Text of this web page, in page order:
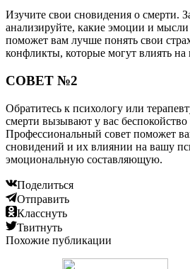
Изучите свои сновидения о смерти.
анализируйте, какие эмоции и
поможет вам лучше понять свои
конфликты, которые могут влиять
СОВЕТ №2
Обратитесь к психологу или
смерти вызывают у вас беспокойство
Профессиональный совет поможет
сновидений и их влиянии на вашу
эмоциональную составляющую.
Поделиться
Отправить
Класснуть
Твитнуть
Похожие публикации